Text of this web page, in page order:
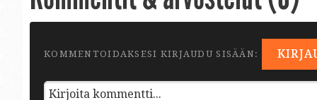
KOMMENTOIDAKSESI KIRJAUDU SISÄÄN: